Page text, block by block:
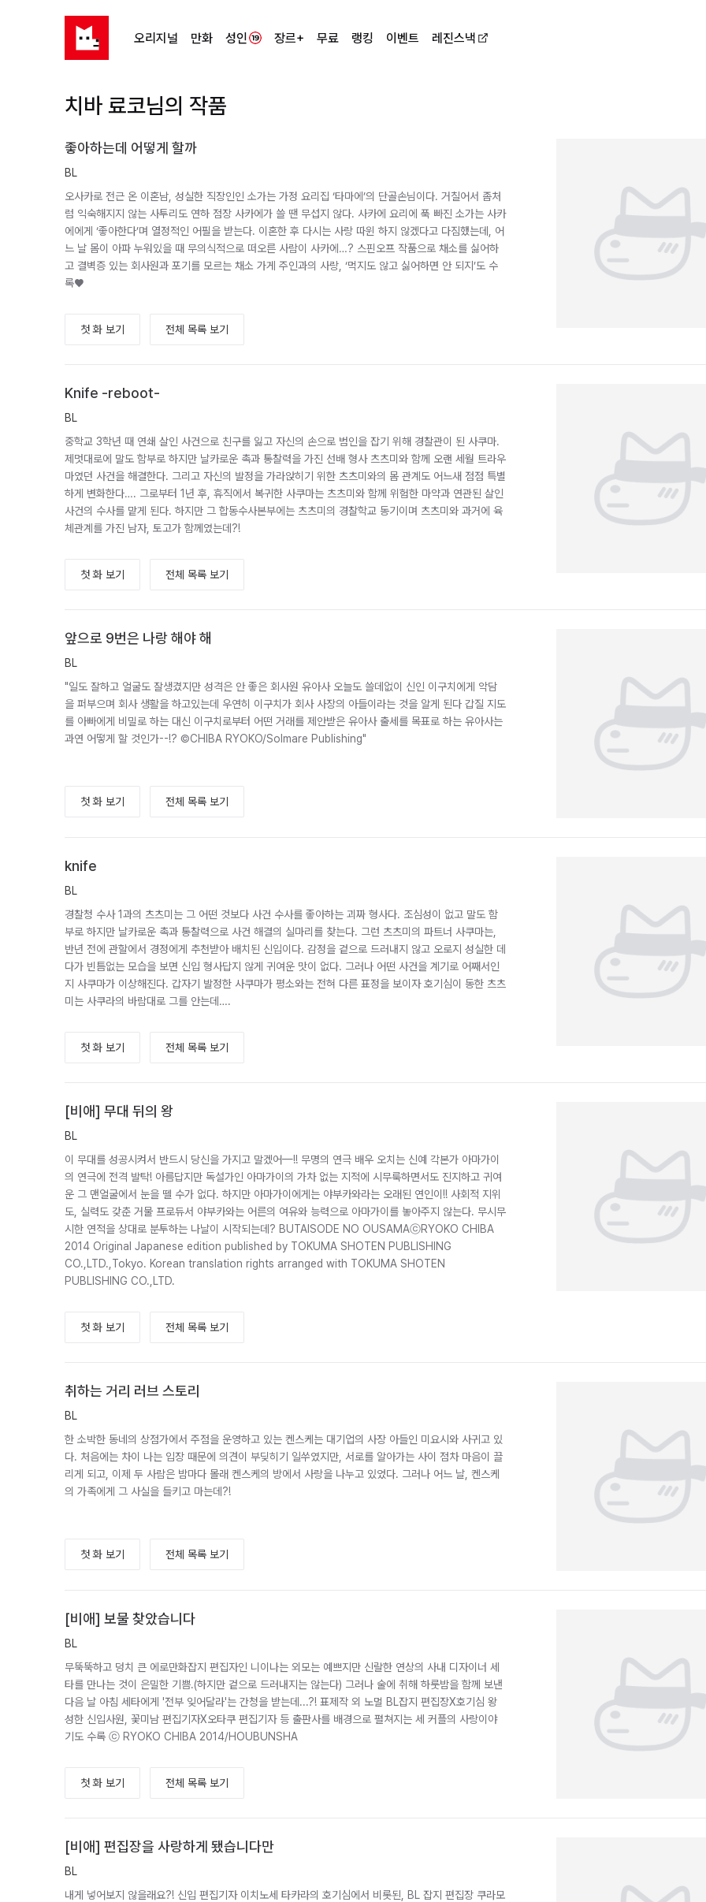
오리지널 만화 성인 장르+ 무료 랭킹 이벤트 레진스낵
치바 료코님의 작품
좋아하는데 어떻게 할까
BL
오사카로 전근 온 이혼남, 성실한 직장인인 소가는 가정 요리집 ‘타마에’의 단골손님이다. 거칠어서 좀처
럼 익숙해지지 않는 사투리도 연하 점장 사카에가 쓸 땐 무섭지 않다. 사카에 요리에 푹 빠진 소가는 사카
에에게 ‘좋아한다’며 열정적인 어필을 받는다. 이혼한 후 다시는 사랑 따윈 하지 않겠다고 다짐했는데, 어
느 날 몸이 아파 누워있을 때 무의식적으로 떠오른 사람이 사카에…? 스핀오프 작품으로 채소를 싫어하
고 결벽증 있는 회사원과 포기를 모르는 채소 가게 주인과의 사랑, ‘먹지도 않고 싫어하면 안 되지’도 수
록♥
첫 화 보기 전체 목록 보기
Knife -reboot-
BL
중학교 3학년 때 연쇄 살인 사건으로 친구를 잃고 자신의 손으로 범인을 잡기 위해 경찰관이 된 사쿠마.
제멋대로에 말도 함부로 하지만 날카로운 촉과 통찰력을 가진 선배 형사 츠츠미와 함께 오랜 세월 트라우
마였던 사건을 해결한다. 그리고 자신의 발정을 가라앉히기 위한 츠츠미와의 몸 관계도 어느새 점점 특별
하게 변화한다…. 그로부터 1년 후, 휴직에서 복귀한 사쿠마는 츠츠미와 함께 위험한 마약과 연관된 살인
사건의 수사를 맡게 된다. 하지만 그 합동수사본부에는 츠츠미의 경찰학교 동기이며 츠츠미와 과거에 육
체관계를 가진 남자, 토고가 함께였는데?!
첫 화 보기 전체 목록 보기
앞으로 9번은 나랑 해야 해
BL
"일도 잘하고 얼굴도 잘생겼지만 성격은 안 좋은 회사원 유아사 오늘도 쓸데없이 신인 이구치에게 악담
을 퍼부으며 회사 생활을 하고있는데 우연히 이구치가 회사 사장의 아들이라는 것을 알게 된다 갑질 지도
를 아빠에게 비밀로 하는 대신 이구치로부터 어떤 거래를 제안받은 유아사 출세를 목표로 하는 유아사는
과연 어떻게 할 것인가--!? ©CHIBA RYOKO/Solmare Publishing"
첫 화 보기 전체 목록 보기
knife
BL
경찰청 수사 1과의 츠츠미는 그 어떤 것보다 사건 수사를 좋아하는 괴짜 형사다. 조심성이 없고 말도 함
부로 하지만 날카로운 촉과 통찰력으로 사건 해결의 실마리를 찾는다. 그런 츠츠미의 파트너 사쿠마는,
반년 전에 관할에서 경정에게 추천받아 배치된 신입이다. 감정을 겉으로 드러내지 않고 오로지 성실한 데
다가 빈틈없는 모습을 보면 신입 형사답지 않게 귀여운 맛이 없다. 그러나 어떤 사건을 계기로 어째서인
지 사쿠마가 이상해진다. 갑자기 발정한 사쿠마가 평소와는 전혀 다른 표정을 보이자 호기심이 동한 츠츠
미는 사쿠라의 바람대로 그를 안는데….
첫 화 보기 전체 목록 보기
[비애] 무대 뒤의 왕
BL
이 무대를 성공시켜서 반드시 당신을 가지고 말겠어—!! 무명의 연극 배우 오치는 신예 각본가 아마가이
의 연극에 전격 발탁! 아름답지만 독설가인 아마가이의 가차 없는 지적에 시무룩하면서도 진지하고 귀여
운 그 맨얼굴에서 눈을 뗄 수가 없다. 하지만 아마가이에게는 야부카와라는 오래된 연인이!! 사회적 지위
도, 실력도 갖춘 거물 프로듀서 야부카와는 어른의 여유와 능력으로 아마가이를 놓아주지 않는다. 무시무
시한 연적을 상대로 분투하는 나날이 시작되는데? BUTAISODE NO OUSAMAⓒRYOKO CHIBA
2014 Original Japanese edition published by TOKUMA SHOTEN PUBLISHING
CO.,LTD.,Tokyo. Korean translation rights arranged with TOKUMA SHOTEN
PUBLISHING CO.,LTD.
첫 화 보기 전체 목록 보기
취하는 거리 러브 스토리
BL
한 소박한 동네의 상점가에서 주점을 운영하고 있는 켄스케는 대기업의 사장 아들인 미요시와 사귀고 있
다. 처음에는 차이 나는 입장 때문에 의견이 부딪히기 일쑤였지만, 서로를 알아가는 사이 점차 마음이 끌
리게 되고, 이제 두 사람은 밤마다 몰래 켄스케의 방에서 사랑을 나누고 있었다. 그러나 어느 날, 켄스케
의 가족에게 그 사실을 들키고 마는데?!
첫 화 보기 전체 목록 보기
[비애] 보물 찾았습니다
BL
무뚝뚝하고 덩치 큰 에로만화잡지 편집자인 니이나는 외모는 예쁘지만 신랄한 연상의 사내 디자이너 세
타를 만나는 것이 은밀한 기쁨.(하지만 겉으로 드러내지는 않는다) 그러나 술에 취해 하룻밤을 함께 보낸
다음 날 아침 세타에게 '전부 잊어달라'는 간청을 받는데...?! 표제작 외 노멀 BL잡지 편집장X호기심 왕
성한 신입사원, 꽃미남 편집기자X오타쿠 편집기자 등 출판사를 배경으로 펼쳐지는 세 커플의 사랑이야
기도 수록 ⓒ RYOKO CHIBA 2014/HOUBUNSHA
첫 화 보기 전체 목록 보기
[비애] 편집장을 사랑하게 됐습니다만
BL
내게 넣어보지 않을래요?! 신입 편집기자 이치노세 타카라의 호기심에서 비롯된, BL 잡지 편집장 쿠라모